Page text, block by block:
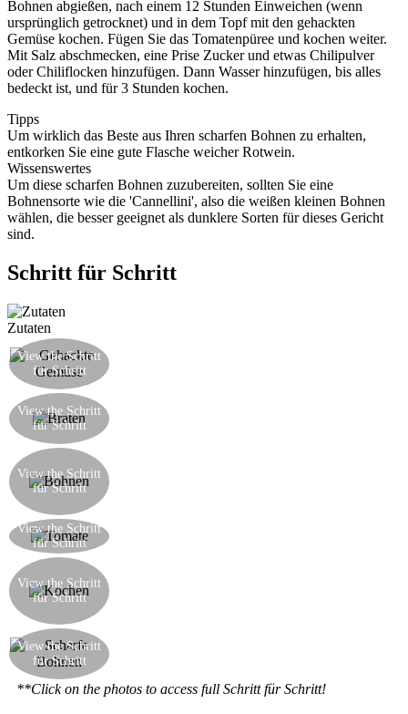
Bohnen abgießen, nach einem 12 Stunden Einweichen (wenn
ursprünglich getrocknet) und in dem Topf mit den gehackten
Gemüse kochen. Fügen Sie das Tomatenpüree und kochen weiter.
Mit Salz abschmecken, eine Prise Zucker und etwas Chilipulver
oder Chiliflocken hinzufügen. Dann Wasser hinzufügen, bis alles
bedeckt ist, und für 3 Stunden kochen.
Tipps
Um wirklich das Beste aus Ihren scharfen Bohnen zu erhalten,
entkorken Sie eine gute Flasche weicher Rotwein.
Wissenswertes
Um diese scharfen Bohnen zuzubereiten, sollten Sie eine
Bohnensorte wie die 'Cannellini', also die weißen kleinen Bohnen
wählen, die besser geeignet als dunklere Sorten für dieses Gericht
sind.
Schritt für Schritt
Zutaten
View the Schritt
für Schritt
View the Schritt
für Schritt
View the Schritt
für Schritt
View the Schritt
für Schritt
View the Schritt
für Schritt
View the Schritt
für Schritt
**Click on the photos to access full Schritt für Schritt!